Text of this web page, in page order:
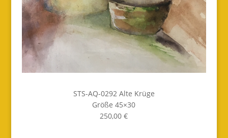
STS-AQ-0292 Alte Krüge
Größe 45×30
250,00 €